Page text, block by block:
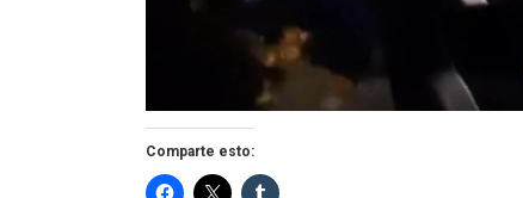
Comparte esto: